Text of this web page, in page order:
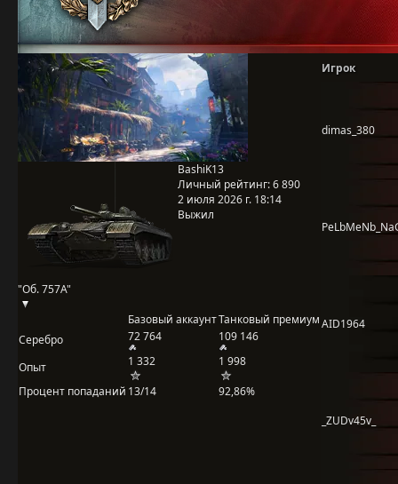
"Об. 757А"
BashiK13
Личный рейтинг:6 890
2 июля 2026 г. 18:14
Выжил
Базовый аккаунтТанковый премиум
Серебро
72 764 109 146
Опыт 1 332
1 998
Процент попаданий 13/14 92,86%
Игрок
dimas_380
AID1964
_ZUDv45v_